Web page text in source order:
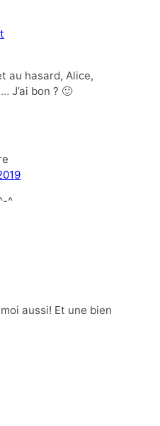
au hasard, Alice,
J’ai bon ? 🙂
^
aussi! Et une bien